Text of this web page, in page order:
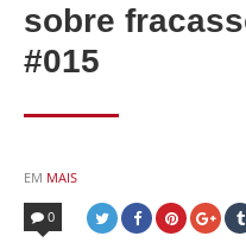
sobre
#015
EM POSTED
IN
MAIS
0